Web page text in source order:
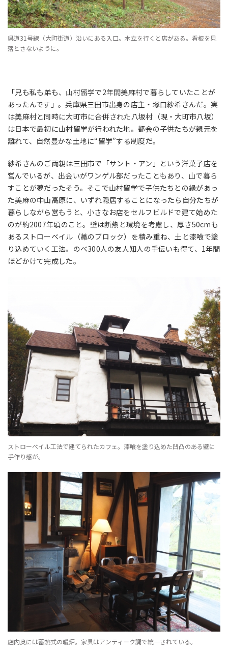
県道31号線（大町街道）沿いにある入口。木立を行くと店がある。看板を見
落とさないように。
「兄も私も弟も、山村留学で2年間美麻村で暮らしていたことが
あったんです」。兵庫県三田市出身の店主・塚口紗希さんだ。実
は美麻村と同時に大町市に合併された八坂村（現・大町市八坂）
は日本で最初に山村留学が行われた地。都会の子供たちが親元を
離れて、自然豊かな土地に“留学”する制度だ。
紗希さんのご両親は三田市で「サント・アン」という洋菓子店を
営んでいるが、出会いがワンゲル部だったこともあり、山で暮ら
すことが夢だったそう。そこで山村留学で子供たちとの縁があっ
た美麻の中山高原に、いずれ隠居することになったら自分たちが
暮らしながら営もうと、小さなお店をセルフビルドで建て始めた
のが約2007年頃のこと。壁は断熱と環境を考慮し、厚さ50cmも
あるストローベイル（藁のブロック）を積み重ね、土と漆喰で塗
り込めていく工法。のべ300人の友人知人の手伝いも得て、1年間
ほどかけて完成した。
ストローベイル工法で建てられたカフェ。漆喰を塗り込めた凹凸のある壁に
手作り感が。
店内奥には蓄熱式の暖炉。家具はアンティーク調で統一されている。